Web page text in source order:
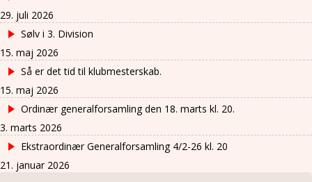
29. juli 2026
Sølv i 3. Division
15. maj 2026
Så er det tid til klubmesterskab.
15. maj 2026
Ordinær generalforsamling den 18. marts kl. 20.
3. marts 2026
Ekstraordinær Generalforsamling 4/2-26 kl. 20
21. januar 2026